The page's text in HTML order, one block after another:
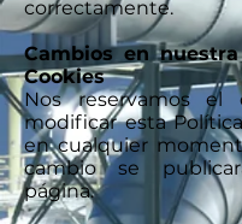
correctamente.
Cambios en
Cookies
Nos reservamos el
modificar esta
en cualquier
cambio se
página.